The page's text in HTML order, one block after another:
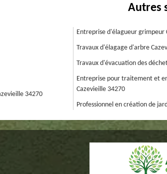
Autres
34270
Entreprise d'élagueur grimpeur
Travaux d'élagage d'arbre
Travaux d'évacuation des
Entreprise pour traitement et
Cazevieille 34270
Professionnel en création de